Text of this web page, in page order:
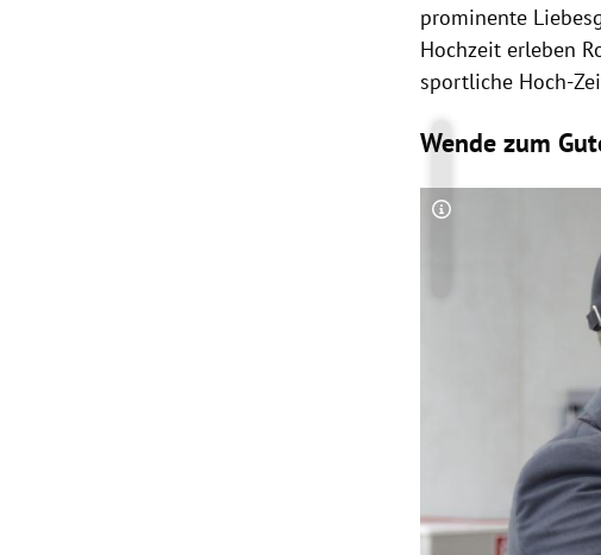
prominente
Hochzeit erleben
sportliche Hoch-
Wende zum
Copyright-Hinweis